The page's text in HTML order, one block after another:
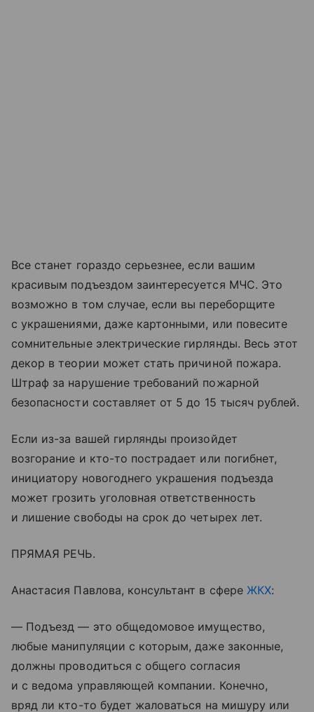
Все станет гораздо серьезнее, если вашим
красивым подъездом заинтересуется МЧС. Это
возможно в том случае, если вы переборщите
с украшениями, даже картонными, или повесите
сомнительные электрические гирлянды. Весь этот
декор в теории может стать причиной пожара.
Штраф за нарушение требований пожарной
безопасности составляет от 5 до 15 тысяч рублей.
Если из-за вашей гирлянды произойдет
возгорание и кто-то пострадает или погибнет,
инициатору новогоднего украшения подъезда
может грозить уголовная ответственность
и лишение свободы на срок до четырех лет.
ПРЯМАЯ РЕЧЬ.
Анастасия Павлова, консультант в сфере ЖКХ:
— Подъезд — это общедомовое имущество,
любые манипуляции с которым, даже законные,
должны проводиться с общего согласия
и с ведома управляющей компании. Конечно,
вряд ли кто-то будет жаловаться на мишуру или